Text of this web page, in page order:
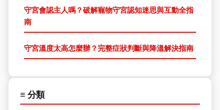
守宮會認主人嗎？破解寵物守宮認知迷思與互動全指
南
守宮溫度太高怎麼辦？完整症狀判斷與降溫解決指南
≡ 分類